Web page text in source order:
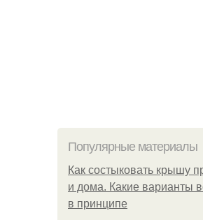
Популярные материалы
Как состыковать крышу
и дома. Какие варианты
в принципе